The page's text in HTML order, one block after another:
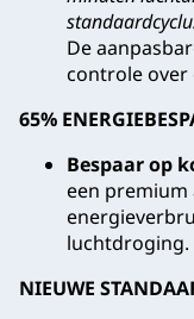
De
controle over
65%
Bespaar op
een
luchtdroging.
NIEUWE